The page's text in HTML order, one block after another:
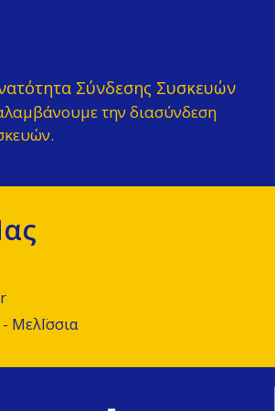
Σύνδεσης Συσκευών
την διασύνδεση
ΜελΪσσια